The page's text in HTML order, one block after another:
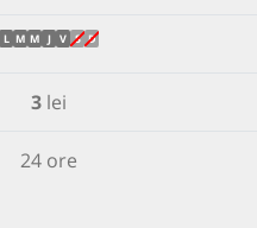
L M M J V S D
3 lei
24 ore